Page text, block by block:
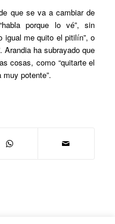
que se va a cambiar de
porque lo vé”, sin
igual me quito el pitilín”, o
Arandia ha subrayado que
cosas, como “quitarte el
potente”.